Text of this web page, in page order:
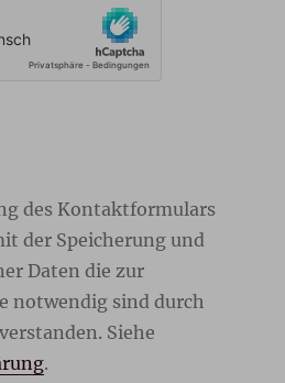
des Kontaktformulars
der Speicherung und
Daten die zur
notwendig sind durch
Siehe
.